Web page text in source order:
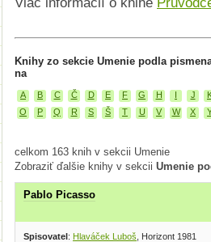
Knihy zo sekcie Umenie podla
na
A B C Č D E F G H I J
O
P Q R S Š T U V W X
celkom 163 knih v sekcii Umenie
Zobraziť ďalšie knihy v sekcii Umenie
Pablo Picasso
Spisovatel: Hlaváček Luboš , Horizont 1981